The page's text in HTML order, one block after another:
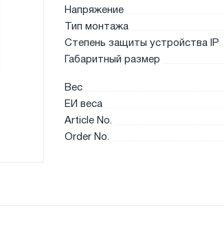
Напряжение
Тип монтажа
Степень защиты устройства IP
Габаритный размер
Вес
ЕИ веса
Article No.
Order No.